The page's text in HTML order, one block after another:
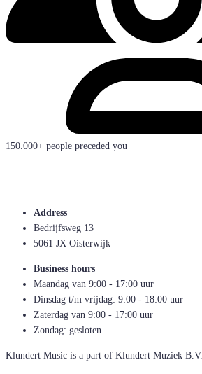
150.000+ people preceded you
Address
Bedrijfsweg 13
5061 JX Oisterwijk
Business hours
Maandag van 9:00 - 17:00 uur
Dinsdag t/m vrijdag: 9:00 - 18:00 uur
Zaterdag van 9:00 - 17:00 uur
Zondag: gesloten
Klundert Music is a part of Klundert Muziek B.V.